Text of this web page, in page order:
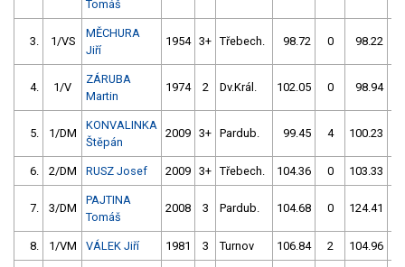
Tomáš
3. 1/VS
MĚCHURA
Jiří
1954 3+ Třebech. 98.72 0 98.22
4. 1/V
ZÁRUBA
Martin
1974 2 Dv.Král. 102.05 0 98.94
5. 1/DM
KONVALINKA
Štěpán
2009 3+ Pardub. 99.45 4 100.23
6. 2/DM RUSZ Josef 2009 3+ Třebech. 104.36 0 103.33
7. 3/DM
PAJTINA
Tomáš
2008 3 Pardub. 104.68 0 124.41
8. 1/VM VÁLEK Jiří 1981 3 Turnov 106.84 2 104.96